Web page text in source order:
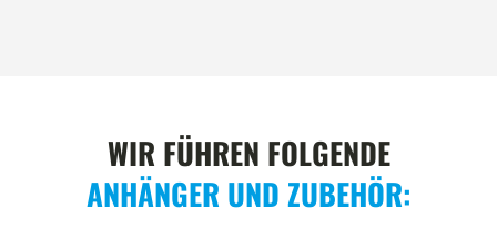
WIR FÜHREN FOLGENDE
ANHÄNGER UND ZUBEHÖR: